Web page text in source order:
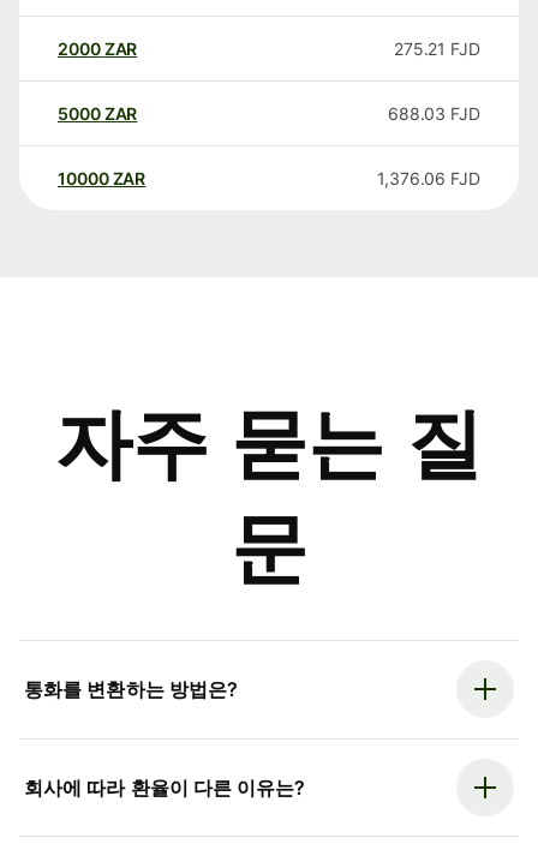
2000ZAR 275.21 FJD
5000ZAR 688.03 FJD
10000 ZAR 1,376.06 FJD
자주 묻는 질
문
통화를 변환하는 방법은?
회사에 따라 환율이 다른 이유는?